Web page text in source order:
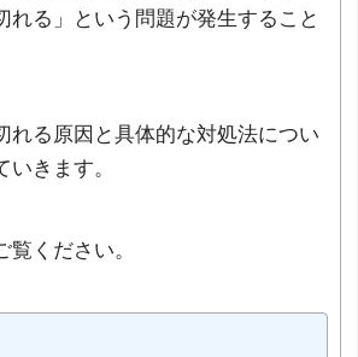
れる」という問題が発生すること
れる原因と具体的な対処法につい
きます。
ください。